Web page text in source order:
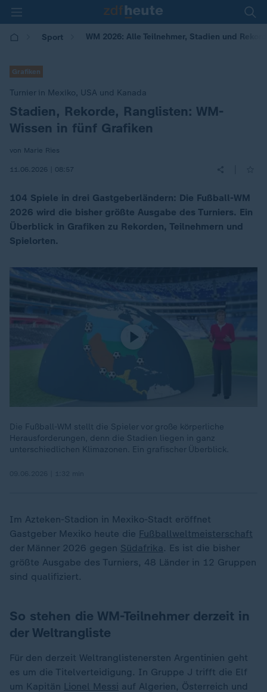
Sport WM 2026: Alle Teilnehmer, Stadien und
Grafiken
Turnier in Mexiko, USA und Kanada
:
Stadien, Rekorde, Ranglisten: WM-
Wissen in fünf Grafiken
von Marie Ries
11.06.2026 | 08:57
104 Spiele in drei Gastgeberländern: Die Fußball-WM
2026 wird die bisher größte Ausgabe des Turniers. Ein
Überblick in Grafiken zu Rekorden, Teilnehmern und
Spielorten.
Die Fußball-WM stellt die Spieler vor große körperliche
Herausforderungen, denn die Stadien liegen in ganz
unterschiedlichen Klimazonen. Ein grafischer Überblick.
Im Azteken-Stadion in Mexiko-Stadt eröffnet
Gastgeber Mexiko heute die Fußballweltmeisterschaft
der Männer 2026 gegen Südafrika . Es ist die bisher
größte Ausgabe des Turniers, 48 Länder in 12 Gruppen
sind qualifiziert.
So stehen die WM-Teilnehmer derzeit in
der Weltrangliste
Für den derzeit Weltranglistenersten Argentinien geht
es um die Titelverteidigung. In Gruppe J trifft die Elf
um Kapitän Lionel Messi auf Algerien, Österreich und